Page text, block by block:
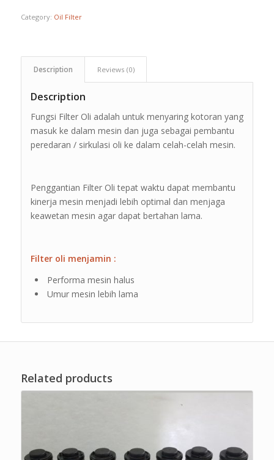
Category: Oil Filter
Description Reviews (0)
Description
Fungsi Filter Oli adalah untuk menyaring kotoran yang
masuk ke dalam mesin dan juga sebagai pembantu
peredaran / sirkulasi oli ke dalam celah-celah mesin.
Penggantian Filter Oli tepat waktu dapat membantu
kinerja mesin menjadi lebih optimal dan menjaga
keawetan mesin agar dapat bertahan lama.
Filter oli menjamin :
Performa mesin halus
Umur mesin lebih lama
Related products